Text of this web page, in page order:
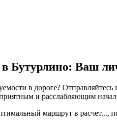
Бутурлино: Ваш
в дороге?
и расслабляющим
маршрут в расчет...,